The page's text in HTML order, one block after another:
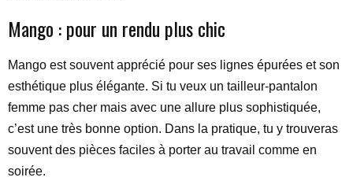
Mango : pour un rendu plus chic
Mango est souvent apprécié pour ses lignes épurées et son
esthétique plus élégante. Si tu veux un tailleur-pantalon
femme pas cher mais avec une allure plus sophistiquée,
c’est une très bonne option. Dans la pratique, tu y trouveras
souvent des pièces faciles à porter au travail comme en
soirée.